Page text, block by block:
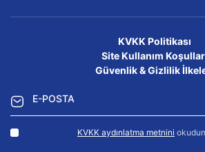
KVKK Politikası
Site Kullanım
Güvenlik & Gizlilik
KVKK aydınlatma metnini